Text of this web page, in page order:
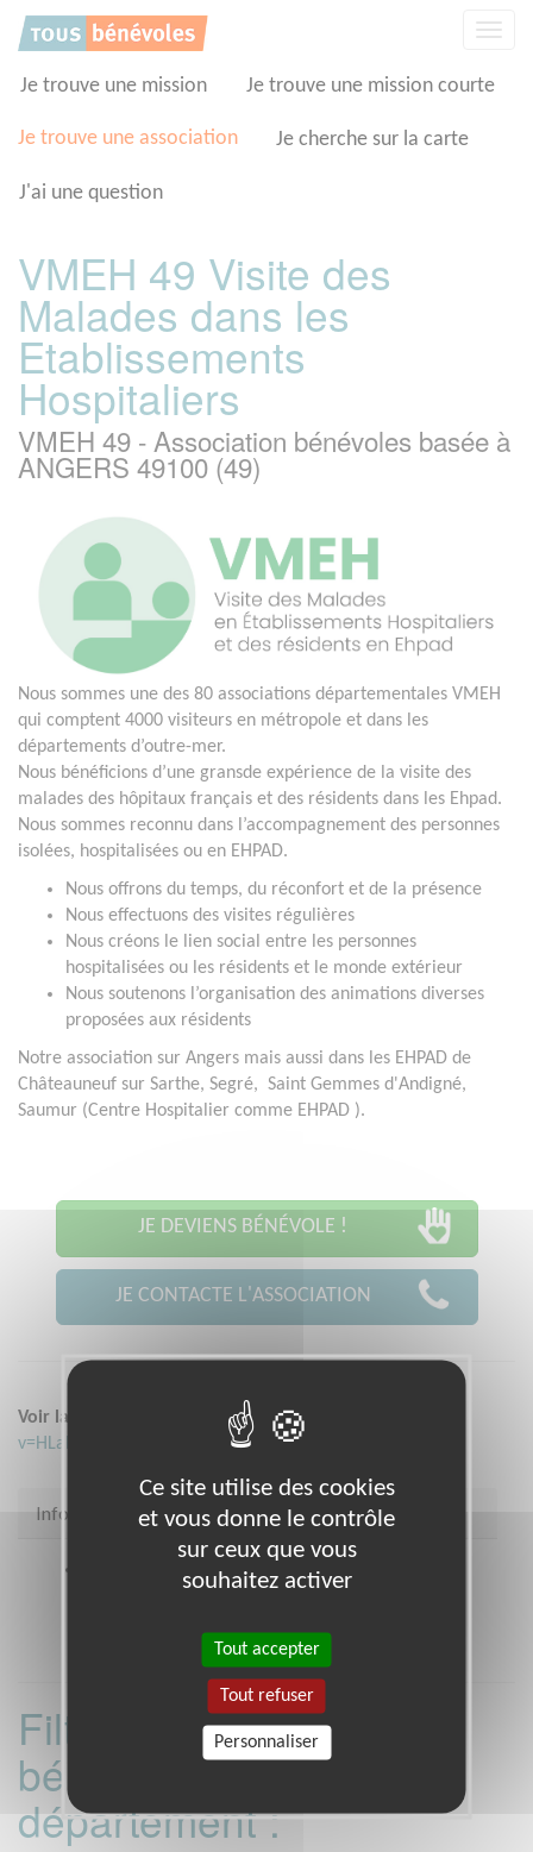
Je trouve une mission Je trouve une mission courte
Je trouve une association Je cherche sur la carte
J'ai une question
VMEH 49 Visite des
Malades dans les
Etablissements
Hospitaliers
VMEH 49 - Association bénévoles basée à
ANGERS 49100 (49)
Nous sommes une des 80 associations départementales VMEH
qui comptent 4000 visiteurs en métropole et dans les
départements d’outre-mer.
Nous bénéficions d’une gransde expérience de la visite des
malades des hôpitaux français et des résidents dans les Ehpad.
Nous sommes reconnu dans l’accompagnement des personnes
isolées, hospitalisées ou en EHPAD.
Nous offrons du temps, du réconfort et de la présence
Nous effectuons des visites régulières
Nous créons le lien social entre les personnes
hospitalisées ou les résidents et le monde extérieur
Nous soutenons l’organisation des animations diverses
proposées aux résidents
Notre association sur Angers mais aussi dans les EHPAD de
Châteauneuf sur Sarthe, Segré, Saint Gemmes d'Andigné,
Saumur (Centre Hospitalier comme EHPAD ).
JE DEVIENS BÉNÉVOLE !
JE CONTACTE L'ASSOCIATION
Voir la vidéo :
https://www.youtube.com/watch?
v=HLaD84h_498
Infos pratiques
29 rue des Fours à Chaux ANGERS
Filtrer les missions
bénévoles par
département :
Panneau de gestion des cookies
Ce site utilise des cookies
et vous donne le contrôle
sur ceux que vous
souhaitez activer
Tout accepter
Tout refuser
Personnaliser